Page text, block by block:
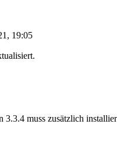
19:05
3.3.4 muss zusätzlich